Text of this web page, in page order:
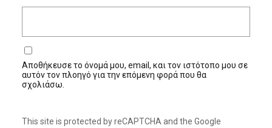
Αποθήκευσε το όνομά μου, email, και τον ιστότοπο μου σε
αυτόν τον πλοηγό για την επόμενη φορά που θα
σχολιάσω.
This site is protected by reCAPTCHA and the Google